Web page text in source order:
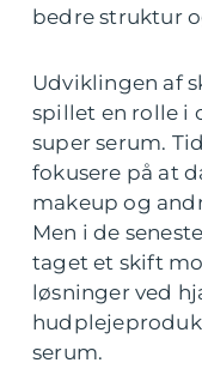
bedre struktur
Udviklingen af
spillet en rolle i
super serum.
fokusere på at
makeup og
Men i de
taget et skift
løsninger ved
serum.